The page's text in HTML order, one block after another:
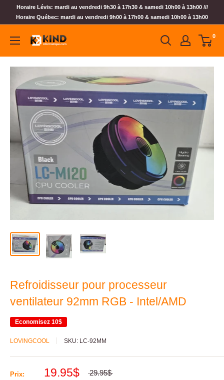
Horaire Lévis: mardi au vendredi 9h30 à 17h30 & samedi 10h00 à 13h00 ///
Horaire Québec: mardi au vendredi 9h00 à 17h00 & samedi 10h00 à 13h00
0
Refroidisseur pour processeur
ventilateur 92mm RGB - Intel/AMD
Economisez 10$
LOVINGCOOL SKU: LC-92MM
Prix: 19.95$ 29.95$